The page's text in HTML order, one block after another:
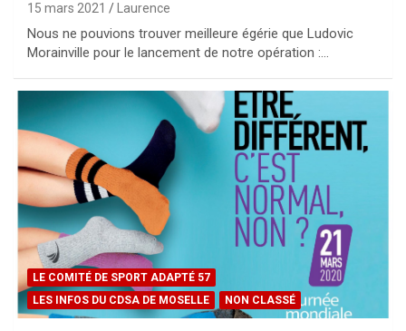
15 mars 2021 Laurence
Nous ne pouvions trouver meilleure égérie que Ludovic
Morainville pour le lancement de notre opération :…
LE COMITÉ DE SPORT ADAPTÉ 57
LES INFOS DU CDSA DE MOSELLE
NON CLASSÉ